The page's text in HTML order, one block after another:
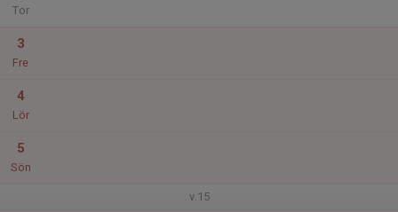
Tor
3
Fre
4
Lör
5
Sön
v.15